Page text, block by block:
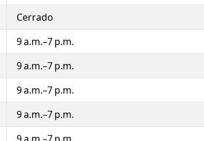
Cerrado
9 a.m.–7 p.m.
9 a.m.–7 p.m.
9 a.m.–7 p.m.
9 a.m.–7 p.m.